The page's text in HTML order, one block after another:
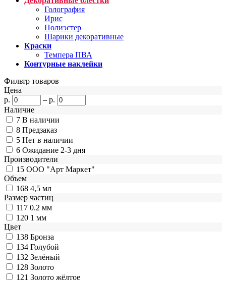
Голография
Ирис
Полиэстер
Шарики декоративные
Краски
Темпера ПВА
Контурные наклейки
Фильтр товаров
Цена
р.
– р.
Наличие
7 В наличии
8 Предзаказ
5 Нет в наличии
6 Ожидание 2-3 дня
Производители
15 ООО "Арт Маркет"
Объем
168 4,5 мл
Размер частиц
117 0.2 мм
120 1 мм
Цвет
138 Бронза
134 Голубой
132 Зелёный
128 Золото
121 Золото жёлтое